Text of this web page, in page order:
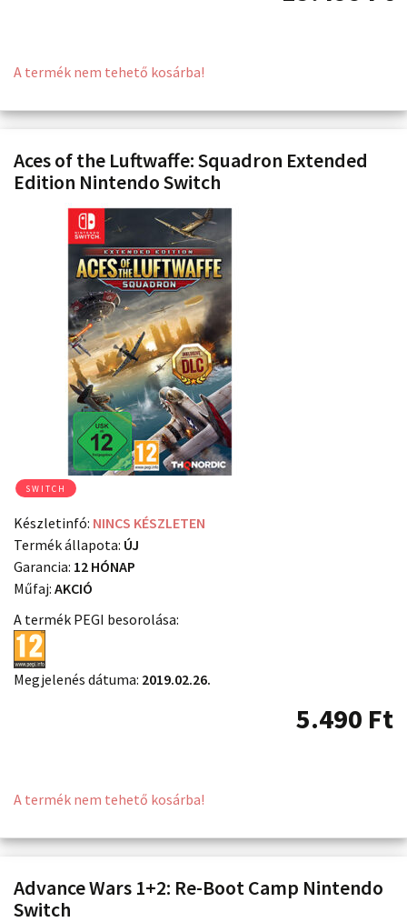
A termék nem tehető kosárba!
Aces of the Luftwaffe: Squadron Extended
Edition Nintendo Switch
SWITCH
Készletinfó: NINCS KÉSZLETEN
Termék állapota: ÚJ
Garancia: 12 HÓNAP
Műfaj: AKCIÓ
A termék PEGI besorolása:
Megjelenés dátuma: 2019.02.26.
5.490 Ft
A termék nem tehető kosárba!
Advance Wars 1+2: Re-Boot Camp Nintendo
Switch